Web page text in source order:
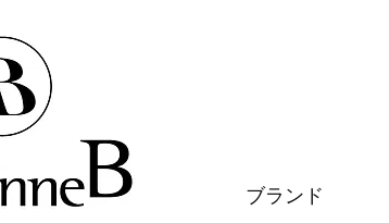
ブランド